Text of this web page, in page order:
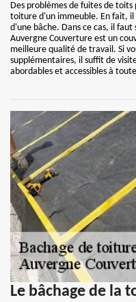
Des problèmes de fuites de
toiture d'un immeuble. En fait, il
d'une bâche. Dans ce cas, il
Auvergne Couverture est un
meilleure qualité de travail. Si
supplémentaires, il suffit de
abordables et accessibles à
Le bâchage de la